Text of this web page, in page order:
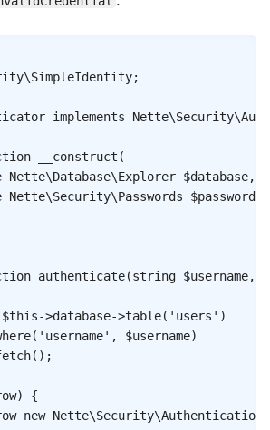
\SimpleIdentity;
implements Nette\Security\
__construct (
Nette\Database\Explorer $database,
Nette\Security\Passwords $passwords
authenticate(string $username,
$this->database->table( 'users' )
( 'username' , $username)
( ) ;
)
{
new Nette\Security\